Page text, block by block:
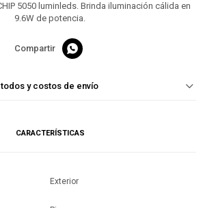
5050 luminleds. Brinda iluminación cálida en
9.6W de potencia.

y costos de envío
CARACTERÍSTICAS
Exterior